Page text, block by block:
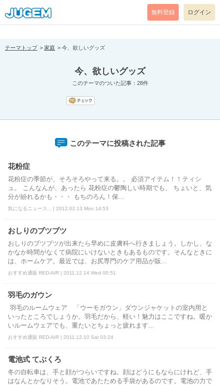
[pear_error: message="Success" code=0 mode=return level=notice
prefix="" info=""]
無料登録 ログイン
テーマトップ 家庭 今、欲しいグッズ
今、欲しいグッズ
このテーマのついた記事：28件
このテーマに投稿された記事
花粉症
花粉症の季節が、そろそろやって来る。。 必須アイテム！！ティシ
ュ。 こんなんが、あったら 花粉症の鬱陶しい時期でも、 ちょいと、気
分が紛れるかも・・・ もちのろん！保...
気になるニュース... | 2012.02.13 Mon 14:53
おしりのブツブツ
おしりのブツブツが出来たら早めに皮膚科へ行きましょう。しかし、な
かなか時間がなくて病院にいけないときもあるものです。そんなときに
は、ホームケア。最近では、お尻専門のケア用品が販...
おすすめ通販 RED-AIR | 2011.12.14 Wed 00:51
羽毛のガウン
羽毛のルームウェア 「ウーモガウン」ダウンジャケットの室内用と
いったところでしょうか。羽毛だから、軽い！魅力はここですね。暖か
いルームウェアでも、重たいとちょっと疲れます...
おすすめ通販 RED-AIR | 2011.12.10 Sat 03:24
電池式 てぶくろ
冬の自転車は、手と顔がつらいですね。顔はどうにもならにけれど、手
はなんとかなりそう。電池であたためる手袋があるのです。電池の力で